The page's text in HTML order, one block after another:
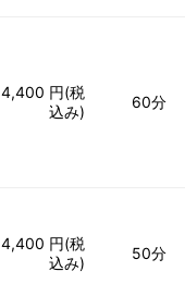
4,400 円(税
込み)
60分
4,400 円(税
込み)
50分